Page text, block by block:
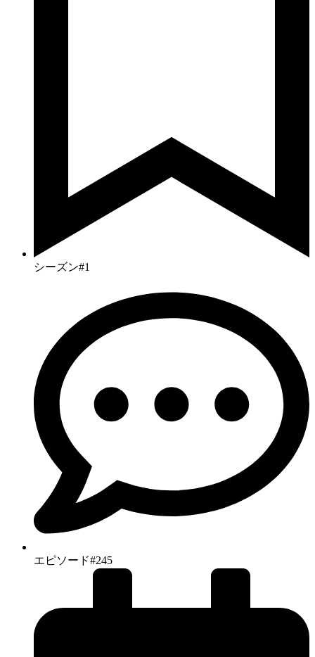
シーズン#1
エピソード#245